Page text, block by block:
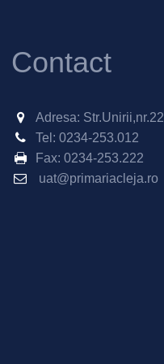
Contact
Adresa:
Tel: 0234-253.012
Fax: 0234-253.222
uat@primariacleja.ro